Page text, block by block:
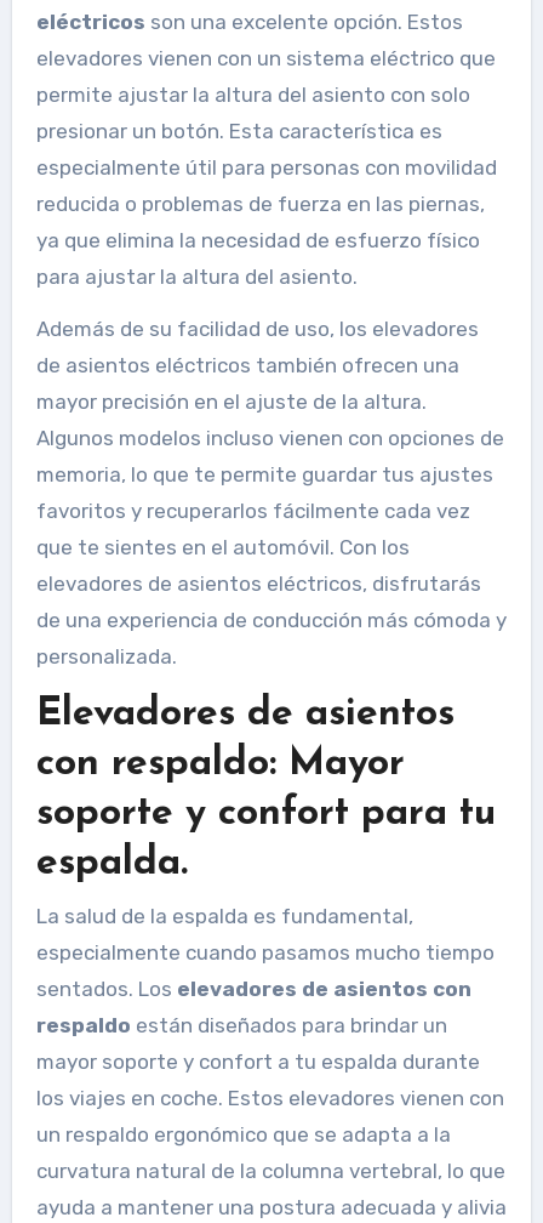
eléctricos son una excelente opción. Estos
elevadores vienen con un sistema eléctrico que
permite ajustar la altura del asiento con solo
presionar un botón. Esta característica es
especialmente útil para personas con movilidad
reducida o problemas de fuerza en las piernas,
ya que elimina la necesidad de esfuerzo físico
para ajustar la altura del asiento.
Además de su facilidad de uso, los elevadores
de asientos eléctricos también ofrecen una
mayor precisión en el ajuste de la altura.
Algunos modelos incluso vienen con opciones de
memoria, lo que te permite guardar tus ajustes
favoritos y recuperarlos fácilmente cada vez
que te sientes en el automóvil. Con los
elevadores de asientos eléctricos, disfrutarás
de una experiencia de conducción más cómoda y
personalizada.
Elevadores de asientos
con respaldo: Mayor
soporte y confort para tu
espalda.
La salud de la espalda es fundamental,
especialmente cuando pasamos mucho tiempo
sentados. Los elevadores de asientos con
respaldo están diseñados para brindar un
mayor soporte y confort a tu espalda durante
los viajes en coche. Estos elevadores vienen con
un respaldo ergonómico que se adapta a la
curvatura natural de la columna vertebral, lo que
ayuda a mantener una postura adecuada y alivia